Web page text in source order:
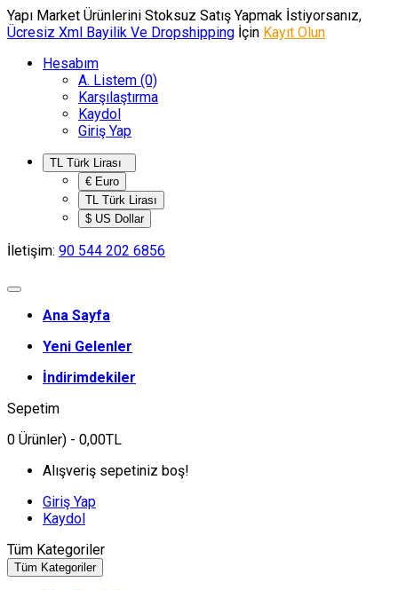
Yapı Market Ürünlerini Stoksuz Satış Yapmak İstiyorsanız,
Ücresiz Xml Bayilik Ve Dropshipping İçin Kayıt Olun
Hesabım
A. Listem (0)
Karşılaştırma
Kaydol
Giriş Yap
€ Euro
TL Türk Lirası
$ US Dollar
İletişim: 90 544 202 6856
Ana Sayfa
Yeni Gelenler
İndirimdekiler
Sepetim
0 Ürünler) - 0,00TL
Alışveriş sepetiniz boş!
Giriş Yap
Kaydol
Tüm Kategoriler
Tüm Kategoriler